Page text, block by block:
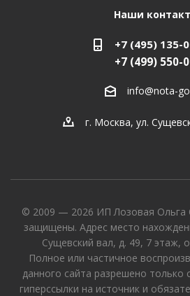
Наши
+7 (495) 135-
+7 (499) 550-
info@nota-
г. Москва, ул.
© 2009 — 2026 ИП Лозовая Ольга
защищены. Адрес место
Сущевский вал, д. 49, 7 этаж,
Полное или частичное
данного сайта разрешено только
гиперссылки на источник и